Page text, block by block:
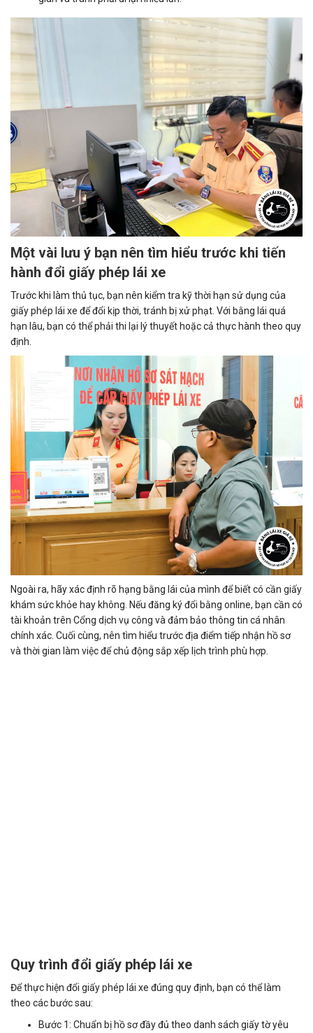
Một vài lưu ý bạn nên tìm hiểu trước khi tiến
hành đổi giấy phép lái xe
Trước khi làm thủ tục, bạn nên kiểm tra kỹ thời hạn sử dụng của
giấy phép lái xe để đổi kịp thời, tránh bị xử phạt. Với bằng lái quá
hạn lâu, bạn có thể phải thi lại lý thuyết hoặc cả thực hành theo quy
định.
Ngoài ra, hãy xác định rõ hạng bằng lái của mình để biết có cần giấy
khám sức khỏe hay không. Nếu đăng ký đổi bằng online, bạn cần có
tài khoản trên Cổng dịch vụ công và đảm bảo thông tin cá nhân
chính xác. Cuối cùng, nên tìm hiểu trước địa điểm tiếp nhận hồ sơ
và thời gian làm việc để chủ động sắp xếp lịch trình phù hợp.
Quy trình đổi giấy phép lái xe
Để thực hiện đổi giấy phép lái xe đúng quy định, bạn có thể làm
theo các bước sau:
Bước 1: Chuẩn bị hồ sơ đầy đủ theo danh sách giấy tờ yêu